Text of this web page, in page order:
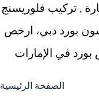
, تركيب فلوريسنج
بورد دبي، ارخص
في الإمارات
الصفحة الرئيسية